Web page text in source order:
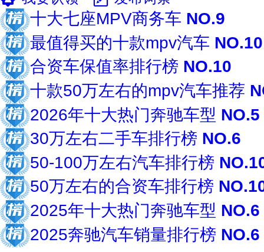
十大七座MPV商务车 NO.9
最值得买的十款mpv汽车 NO.10
合资车保值率排行榜 NO.10
十款50万左右的mpv汽车推荐
2026年十大热门奔驰车型 NO.5
30万左右二手车排行榜 NO.6
50-100万左右汽车排行榜
50万左右的合资车排行榜
2025年十大热门奔驰车型 NO.6
2025奔驰汽车销量排行榜 NO.6